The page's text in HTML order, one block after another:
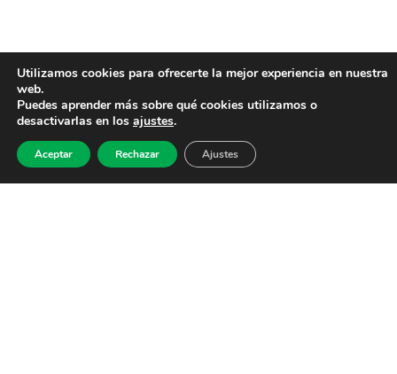
Utilizamos cookies para ofrecerte la mejor experiencia en nuestra
web.
Puedes aprender más sobre qué cookies utilizamos o
desactivarlas en los ajustes.
Aceptar Rechazar Ajustes